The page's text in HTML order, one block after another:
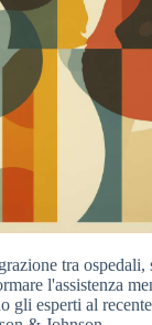
tra ospedali,
l'assistenza
gli esperti al